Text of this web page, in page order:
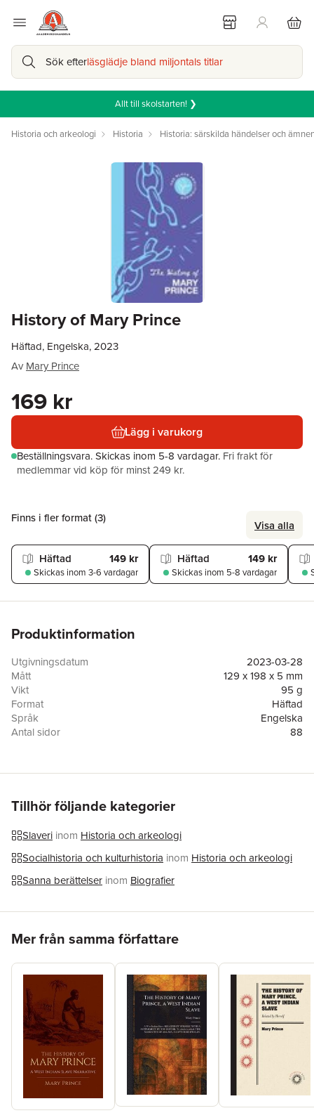
Sök efterläsglädje bland miljontals titlar
Allt till skolstarten! ❯
Historia och arkeologi Historia Historia: särskilda händelser och
History of Mary Prince
Häftad, Engelska, 2023
Av Mary Prince
169 kr
Lägg i varukorg
Beställningsvara.Skickas inom 5-8 vardagar. Fri frakt för
medlemmar vid köp för minst 249 kr.
Finns i fler format (3) Visa alla
Häftad 149 kr
Skickas inom 3-6 vardagar
Häftad 149 kr
Skickas inom 5-8 vardagar
Produktinformation
Utgivningsdatum
2023-03-28
Mått
129 x 198 x 5 mm
Vikt
95 g
Format
Häftad
Språk
Engelska
Antal sidor
88
Tillhör följande kategorier
Slaveri inom Historia och arkeologi
Socialhistoria och kulturhistoria inom Historia och arkeologi
Sanna berättelser inom Biografier
Mer från samma författare